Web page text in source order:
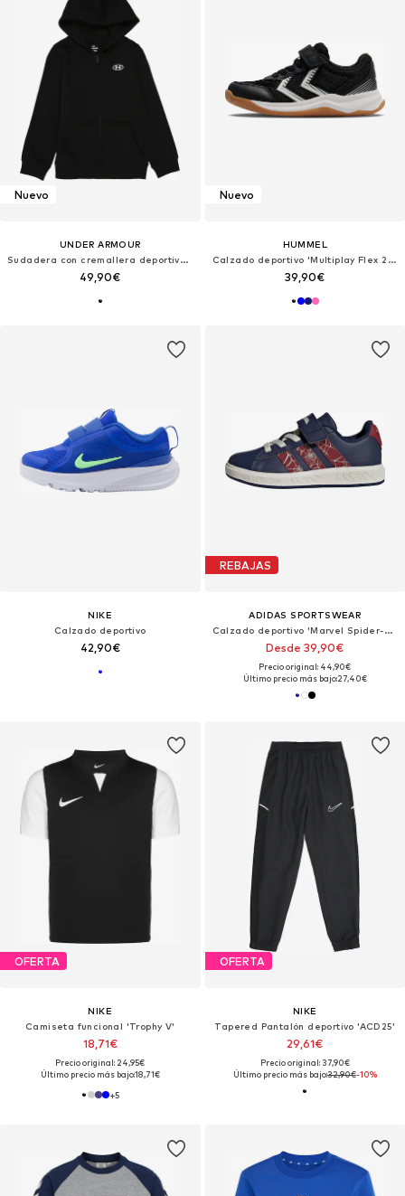
Nuevo
UNDER ARMOUR
Sudadera con cremallera deportiva 'RIVAL FLEECE'
49,90€
Nuevo
HUMMEL
Calzado deportivo 'Multiplay Flex 2.0'
39,90€
NIKE
Calzado deportivo
42,90€
REBAJAS
ADIDAS SPORTSWEAR
Calzado deportivo 'Marvel Spider-Man Grand Court'
Desde 39,90€
Precio original: 44,90€
Último precio más bajo:27,40€
OFERTA
NIKE
Camiseta funcional 'Trophy V'
18,71€
Precio original: 24,95€
Último precio más bajo:18,71€
+5
OFERTA
NIKE
Tapered Pantalón deportivo 'ACD25'
29,61€
Precio original: 37,90€
Último precio más bajo:32,90€-10%